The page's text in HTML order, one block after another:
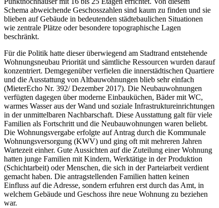
Schema abweichende Geschosszahlen sind kaum zu finden und sie
blieben auf Gebäude in bedeutenden städtebaulichen Situationen
wie zentrale Plätze oder besondere topographische Lagen
beschränkt.
Für die Politik hatte dieser überwiegend am Stadtrand entstehende
Wohnungsneubau Priorität und sämtliche Ressourcen wurden darauf
konzentriert. Demgegenüber verfielen die innerstädtischen Quartiere
und die Ausstattung von Altbauwohnungen blieb sehr einfach
(MieterEcho Nr. 392/ Dezember 2017). Die Neubauwohnungen
verfügten dagegen über moderne Einbauküchen, Bäder mit WC,
warmes Wasser aus der Wand und soziale Infrastruktureinrichtungen
in der unmittelbaren Nachbarschaft. Diese Ausstattung galt für viele
Familien als Fortschritt und die Neubauwohnungen waren beliebt.
Die Wohnungsvergabe erfolgte auf Antrag durch die Kommunale
Wohnungsversorgung (KWV) und ging oft mit mehreren Jahren
Wartezeit einher. Gute Aussichten auf die Zuteilung einer Wohnung
hatten junge Familien mit Kindern, Werktätige in der Produktion
(Schichtarbeit) oder Menschen, die sich in der Parteiarbeit verdient
gemacht haben. Die antragstellenden Familien hatten keinen
Einfluss auf die Adresse, sondern erfuhren erst durch das Amt, in
welchem Gebäude und Geschoss ihre neue Wohnung zu beziehen
war.